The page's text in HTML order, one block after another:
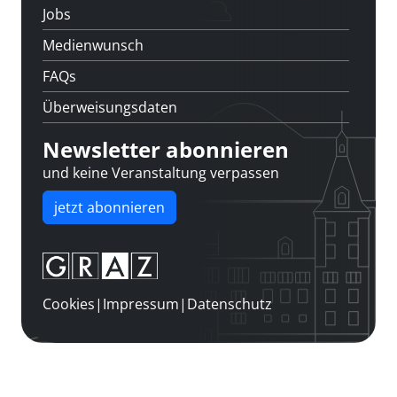
Jobs
Medienwunsch
FAQs
Überweisungsdaten
Newsletter abonnieren
und keine Veranstaltung verpassen
jetzt abonnieren
Cookies| Impressum| Datenschutz